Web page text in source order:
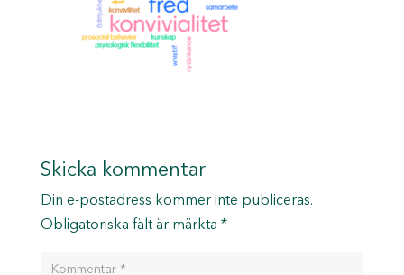
Skicka kommentar
Din e-postadress kommer inte publiceras.
Obligatoriska fält är märkta *